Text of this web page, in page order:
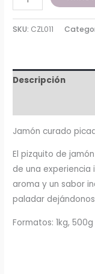
SKU: CZL011
Descripción
Jamón curado
El pizquito de
de una experiencia
aroma y un sabor
paladar
Formatos: 1kg,